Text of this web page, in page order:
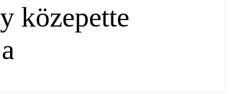
közepette